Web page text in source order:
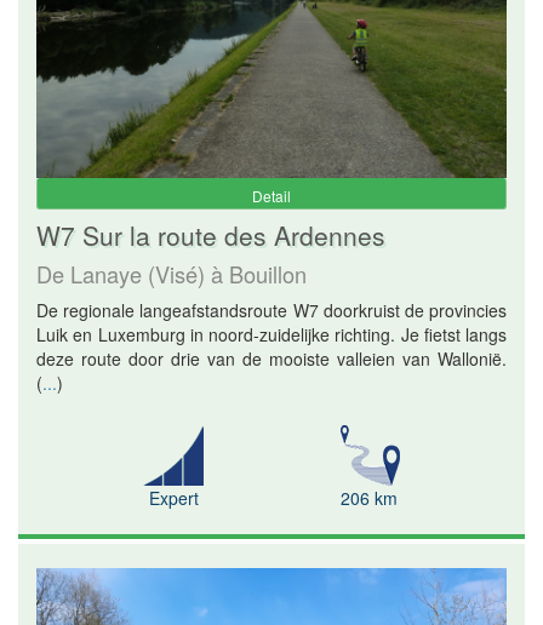
Detail
W7 Sur la route des Ardennes
De Lanaye (Visé) à Bouillon
De regionale langeafstandsroute W7 doorkruist de provincies
Luik en Luxemburg in noord-zuidelijke richting. Je fietst langs
deze route door drie van de mooiste valleien van Wallonië.
(...)
Expert 206 km